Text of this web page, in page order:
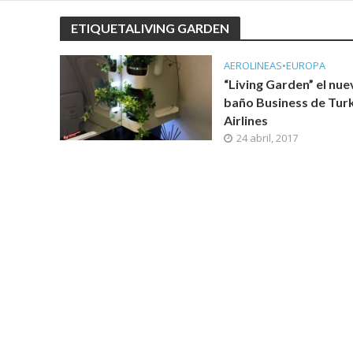
ETIQUETALIVING GARDEN
AEROLINEAS•EUROPA
“Living Garden” el
baño Business de
Airlines
24 abril, 2017